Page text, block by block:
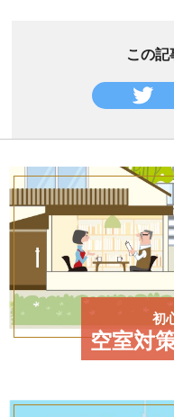
この記
初
空室対